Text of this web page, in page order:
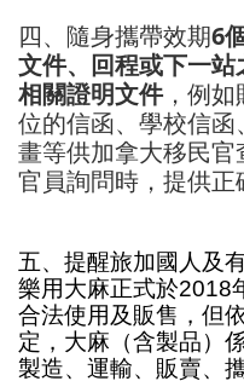
四、隨身攜帶效期6
文件、回程或下一
相關證明文件，例如
位的信函、學校信
畫等供加拿大移民
官員詢問時，提供正
五、提醒旅加國人及
樂用大麻正式於2018
合法使用及販售，但
定，大麻（含製品）
製造、運輸、販賣、